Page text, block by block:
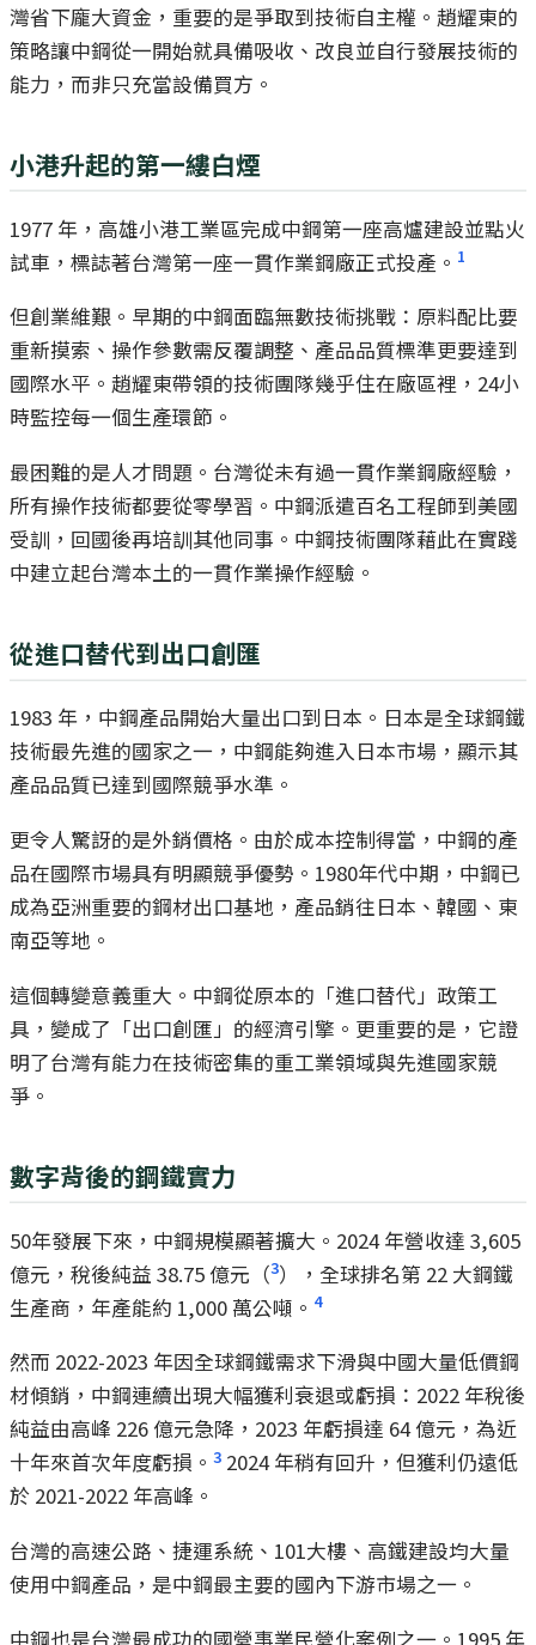
灣省下龐大資金，重要的是爭取到技術自主權。趙耀東的
策略讓中鋼從一開始就具備吸收、改良並自行發展技術的
能力，而非只充當設備買方。
小港升起的第一縷白煙
1977 年，高雄小港工業區完成中鋼第一座高爐建設並點火
試車，標誌著台灣第一座一貫作業鋼廠正式投產。 1
但創業維艱。早期的中鋼面臨無數技術挑戰：原料配比要
重新摸索、操作參數需反覆調整、產品品質標準更要達到
國際水平。趙耀東帶領的技術團隊幾乎住在廠區裡，24小
時監控每一個生產環節。
最困難的是人才問題。台灣從未有過一貫作業鋼廠經驗，
所有操作技術都要從零學習。中鋼派遣百名工程師到美國
受訓，回國後再培訓其他同事。中鋼技術團隊藉此在實踐
中建立起台灣本土的一貫作業操作經驗。
從進口替代到出口創匯
1983 年，中鋼產品開始大量出口到日本。日本是全球鋼鐵
技術最先進的國家之一，中鋼能夠進入日本市場，顯示其
產品品質已達到國際競爭水準。
更令人驚訝的是外銷價格。由於成本控制得當，中鋼的產
品在國際市場具有明顯競爭優勢。1980年代中期，中鋼已
成為亞洲重要的鋼材出口基地，產品銷往日本、韓國、東
南亞等地。
這個轉變意義重大。中鋼從原本的「進口替代」政策工
具，變成了「出口創匯」的經濟引擎。更重要的是，它證
明了台灣有能力在技術密集的重工業領域與先進國家競
爭。
數字背後的鋼鐵實力
50年發展下來，中鋼規模顯著擴大。2024 年營收達 3,605
億元，稅後純益 38.75 億元（3），全球排名第 22 大鋼鐵
生產商，年產能約 1,000 萬公噸。 4
然而 2022-2023 年因全球鋼鐵需求下滑與中國大量低價鋼
材傾銷，中鋼連續出現大幅獲利衰退或虧損：2022 年稅後
純益由高峰 226 億元急降，2023 年虧損達 64 億元，為近
十年來首次年度虧損。 3 2024 年稍有回升，但獲利仍遠低
於 2021-2022 年高峰。
台灣的高速公路、捷運系統、101大樓、高鐵建設均大量
使用中鋼產品，是中鋼最主要的國內下游市場之一。
中鋼也是台灣最成功的國營事業民營化案例之一。1995 年